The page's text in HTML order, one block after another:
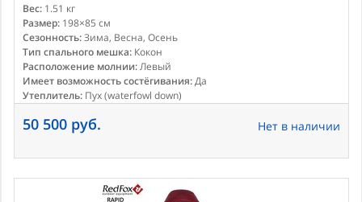
Вес: 1.51 кг
Размер: 198×85 см
Сезонность:Зима, Весна, Осень
Тип спального мешка: Кокон
Расположение молнии:Левый
Имеет возможность состёгивания:Да
Утеплитель: Пух (waterfowl down)
50 500 руб. Нет в наличии